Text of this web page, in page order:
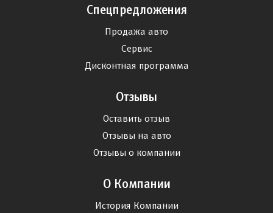
Спецпредложения
Продажа авто
Сервис
Дисконтная программа
Отзывы
Оставить отзыв
Отзывы на авто
Отзывы о компании
О Компании
История Компании